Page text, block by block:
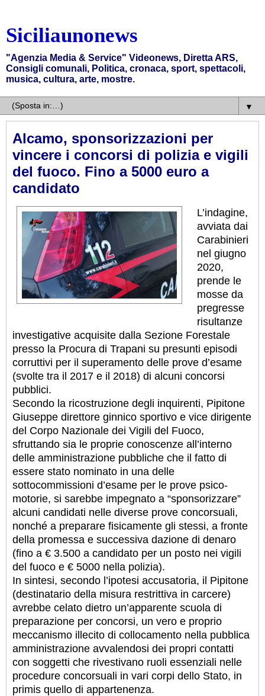
Siciliaunonews
"Agenzia Media & Service" Videonews, Diretta ARS,
Consigli comunali, Politica, cronaca, sport, spettacoli,
musica, cultura, arte, mostre.
▼
Alcamo, sponsorizzazioni per
vincere i concorsi di polizia e vigili
del fuoco. Fino a 5000 euro a
candidato
L’indagine,
avviata dai
Carabinieri
nel giugno
2020,
prende le
mosse da
pregresse
risultanze
investigative acquisite dalla Sezione Forestale
presso la Procura di Trapani su presunti episodi
corruttivi per il superamento delle prove d’esame
(svolte tra il 2017 e il 2018) di alcuni concorsi
pubblici.
Secondo la ricostruzione degli inquirenti, Pipitone
Giuseppe direttore ginnico sportivo e vice dirigente
del Corpo Nazionale dei Vigili del Fuoco,
sfruttando sia le proprie conoscenze all’interno
delle amministrazione pubbliche che il fatto di
essere stato nominato in una delle
sottocommissioni d’esame per le prove psico-
motorie, si sarebbe impegnato a “sponsorizzare”
alcuni candidati nelle diverse prove concorsuali,
nonché a preparare fisicamente gli stessi, a fronte
della promessa e successiva dazione di denaro
(fino a € 3.500 a candidato per un posto nei vigili
del fuoco e € 5000 nella polizia).
In sintesi, secondo l’ipotesi accusatoria, il Pipitone
(destinatario della misura restrittiva in carcere)
avrebbe celato dietro un’apparente scuola di
preparazione per concorsi, un vero e proprio
meccanismo illecito di collocamento nella pubblica
amministrazione avvalendosi dei propri contatti
con soggetti che rivestivano ruoli essenziali nelle
procedure concorsuali in vari corpi dello Stato, in
primis quello di appartenenza.